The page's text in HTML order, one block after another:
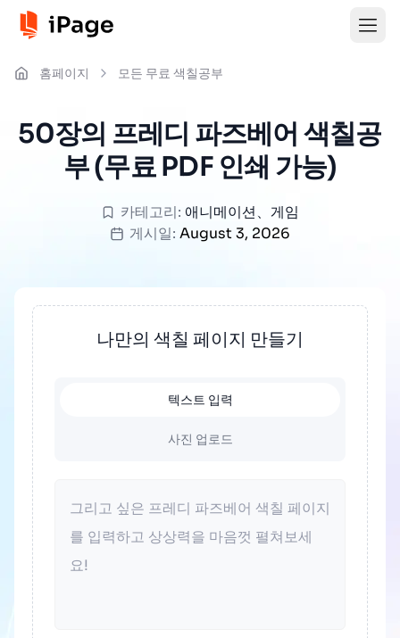
홈페이지 모든 무료 색칠공부
50장의 프레디 파즈베어 색칠공
부 (무료 PDF 인쇄 가능)
카테고리: 애니메이션、 게임
게시일: August 3, 2026
나만의 색칠 페이지 만들기
텍스트 입력
사진 업로드